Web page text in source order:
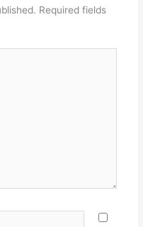
Required fields